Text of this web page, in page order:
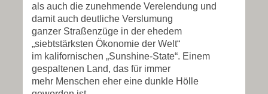
als auch die zunehmende Verelendung und
damit auch deutliche Verslumung
ganzer Straßenzüge in der ehedem
„siebtstärksten Ökonomie der Welt“
im kalifornischen „Sunshine-State“. Einem
gespaltenen Land, das für immer
mehr Menschen eher eine dunkle Hölle